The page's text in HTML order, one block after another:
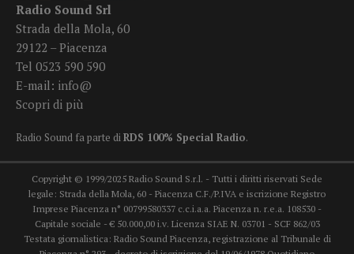
Radio Sound Srl
Strada della Mola, 60
29122 – Piacenza
Tel 0523 590 590
E-mail: info@
Scopri di più
Radio Sound fa parte diRDS 100% Special Radio.
Copyright © 1999/2025 Radio Sound S.r.l. - Tutti i diritti riservati Sede
legale: Strada della Mola, 60 - Piacenza C.F./P.IVA e iscrizione Registro
Imprese Piacenza n° 00799580337 c.c.i.a.a. Piacenza n. r.e.a. 108530 -
Capitale sociale - € 50.000,00 i.v. Licenza SIAE N. 03701 - SCF 862/03
Testata giornalistica: Radio Sound Piacenza, registrazione al Tribunale di